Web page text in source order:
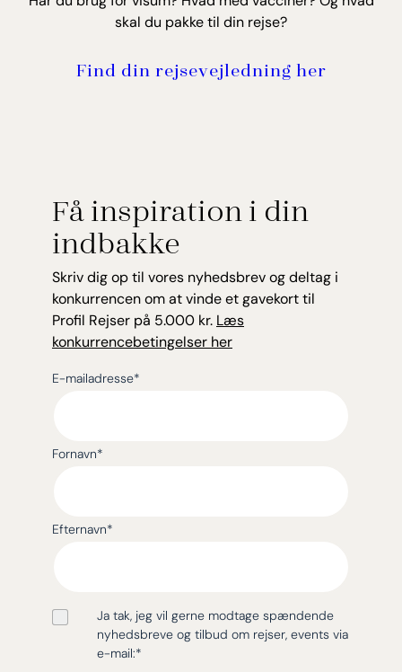
skal du pakke til din rejse?
Find din rejsevejledning her
Få inspiration i din
indbakke
Skriv dig op til vores nyhedsbrev og deltag i
konkurrencen om at vinde et gavekort til
Profil Rejser på 5.000 kr. Læs
konkurrencebetingelser her
E-mailadresse*
Fornavn*
Efternavn*
Ja tak, jeg vil gerne modtage spændende
nyhedsbreve og tilbud om rejser, events via
e-mail:*